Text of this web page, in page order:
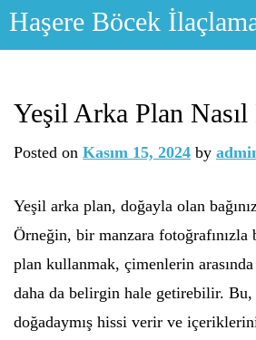
Skip
Haşere Böcek
Yeşil Arka Plan Nasıl
Posted on Kasım 15, 2024 by
Yeşil arka plan, doğayla olan
Örneğin, bir manzara
plan kullanmak, çimenlerin
daha da belirgin hale getirebilir.
doğadaymış hissi verir ve